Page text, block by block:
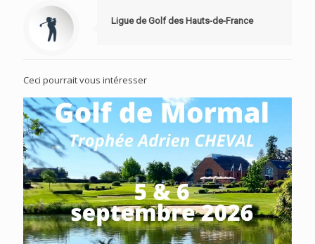
Ligue de Golf des Hauts-de-France
Ceci pourrait vous intéresser